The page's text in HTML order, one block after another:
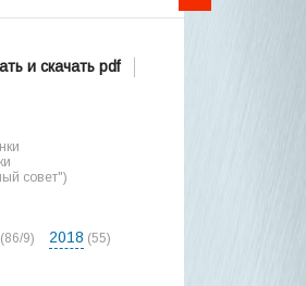
и скачать pdf
совет")
(86/9) 2018 (55)